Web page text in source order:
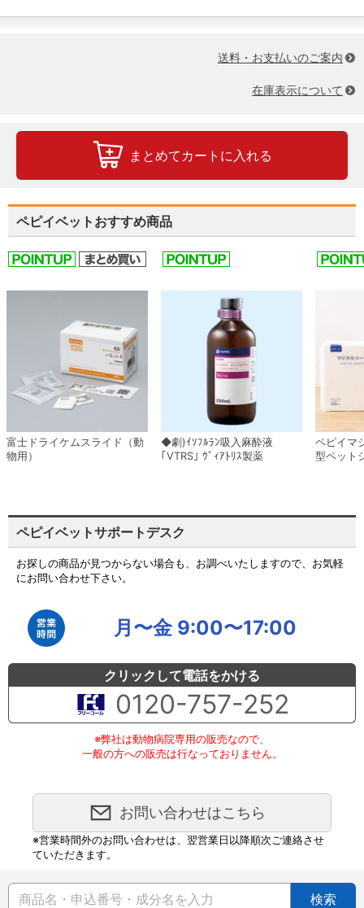
送料・お支払いのご案内
在庫表示について
まとめてカートに入れる
ペピイベットおすすめ商品
富士ドライケムスライド（動
物用）
◆劇)ｲｿﾌﾙﾗﾝ吸入麻酔液
｢VTRS｣ ｳﾞｨｱﾄﾘｽ製薬
ペピイマ
型ペット
ペピイベットサポートデスク
お探しの商品が見つからない場合も、お調べいたしますので、お気軽
にお問い合わせ下さい。
月〜金 9:00〜17:00
クリックして電話をかける
0120-757-252
※弊社は動物病院専用の販売なので、
一般の方への販売は行なっておりません。
お問い合わせはこちら
※営業時間外のお問い合わせは、翌営業日以降順次ご連絡させ
ていただきます。
検索